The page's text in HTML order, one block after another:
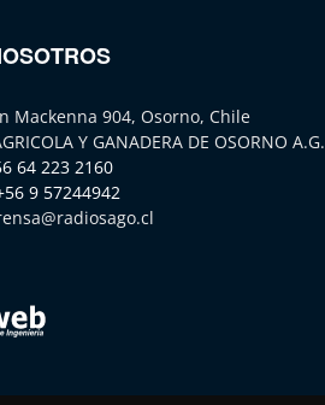
Mackenna 904, Osorno, Chile
Y GANADERA DE OSORNO A.G.
64 223 2160
9 57244942